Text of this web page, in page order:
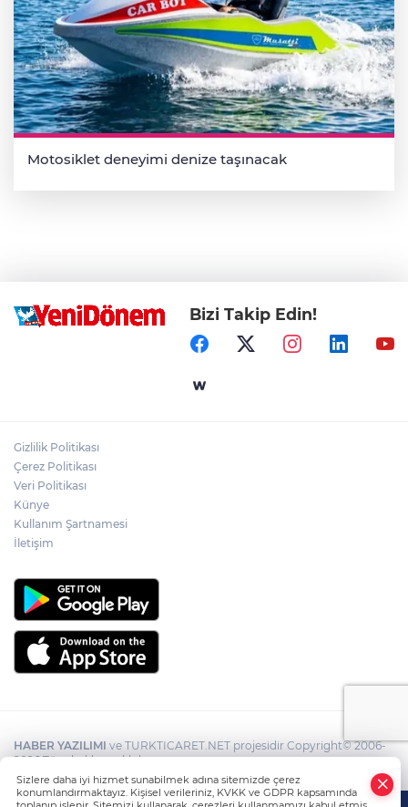
Motosiklet deneyimi denize taşınacak
Bizi Takip Edin!
Gizlilik Politikası
Çerez Politikası
Veri Politikası
Künye
Kullanım Şartnamesi
İletişim
HABER YAZILIMI ve TURKTICARET.NET projesidir Copyright© 2006-
2026 Tüm hakları saklıdır.
Sizlere daha iyi hizmet sunabilmek adına sitemizde çerez
konumlandırmaktayız. Kişisel verileriniz, KVKK ve GDPR kapsamında